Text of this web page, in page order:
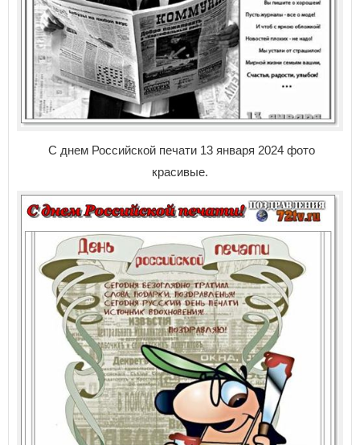
С днем Российской печати 13 января 2024 фото
красивые.